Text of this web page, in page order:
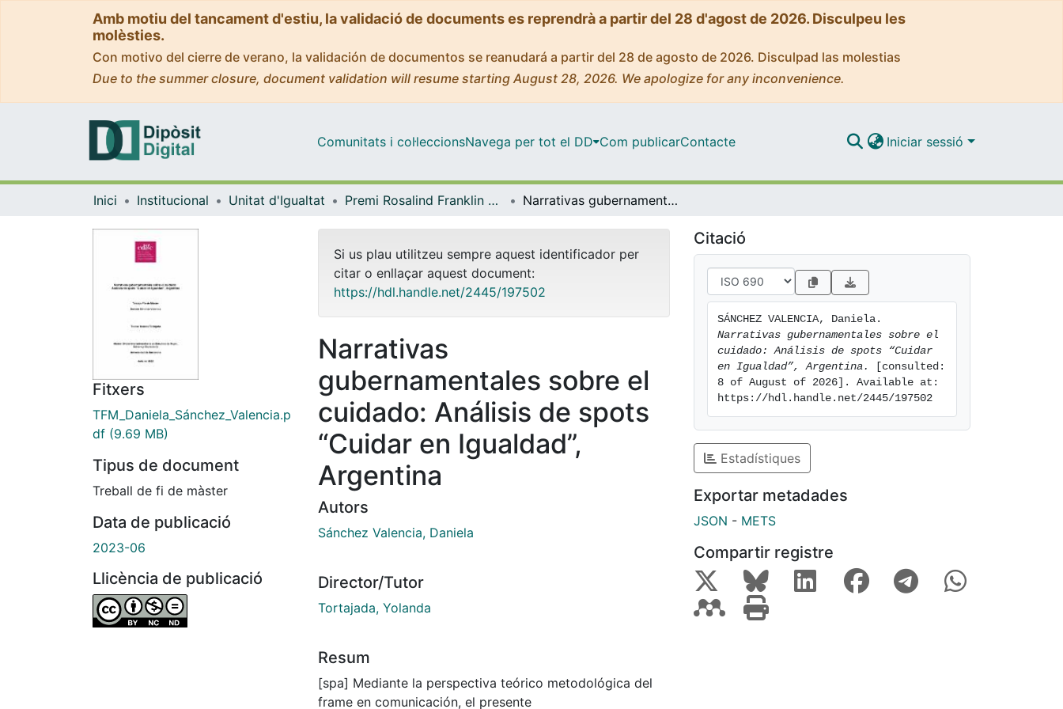
Amb motiu del tancament d'estiu, la validació de documents es reprendrà a partir del 28 d'agost de 2026. Disculpeu les
molèsties.
Con motivo del cierre de verano, la validación de documentos se reanudará a partir del 28 de agosto de 2026. Disculpad las molestias
Due to the summer closure, document validation will resume starting August 28, 2026. We apologize for any inconvenience.
Comunitats i col·leccionsNavega per tot el DD Com publicarContacte Iniciar sessió
Inici Institucional Unitat d'Igualtat Premi Rosalind Franklin al millor Treball Final de Màster amb perspectiva de gènere Narrativas gubernamentales sobre el cuidado: Análisis de spots “Cuidar en Igualdad”, Argentina
Fitxers
TFM_Daniela_Sánchez_Valencia.p
df (9.69 MB)
Tipus de document
Treball de fi de màster
Data de publicació
2023-06
Llicència de publicació
Si us plau utilitzeu sempre aquest identificador per
citar o enllaçar aquest document:
https://hdl.handle.net/2445/197502
Narrativas
gubernamentales sobre el
cuidado: Análisis de spots
“Cuidar en Igualdad”,
Argentina
Autors
Sánchez Valencia, Daniela
Director/Tutor
Tortajada, Yolanda
Resum
[spa] Mediante la perspectiva teórico metodológica del
frame en comunicación, el presente
Citació
Narrativas gubernamentales sobre el
cuidado: Análisis de spots “Cuidar
en Igualdad”, Argentina.
[consulted:
8 of August of 2026]. Available at:
https://hdl.handle.net/2445/197502
Estadístiques
Exportar metadades
JSON - METS
Compartir registre